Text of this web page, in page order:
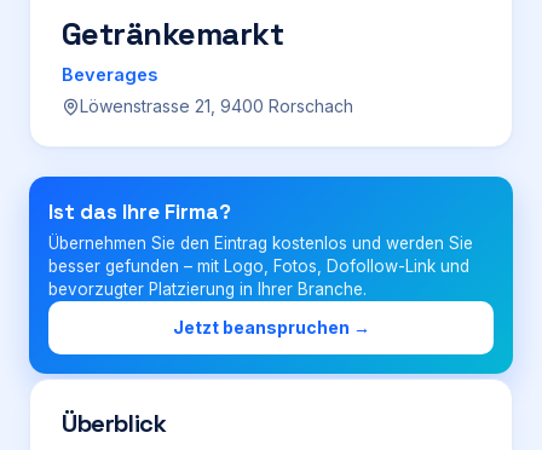
Preise
Für Firmen
Login
Firma eintragen
Getränkemarkt
Beverages
Löwenstrasse 21, 9400 Rorschach
Ist das Ihre Firma?
Übernehmen Sie den Eintrag kostenlos und werden Sie
besser gefunden – mit Logo, Fotos, Dofollow-Link und
bevorzugter Platzierung in Ihrer Branche.
Jetzt beanspruchen →
Überblick